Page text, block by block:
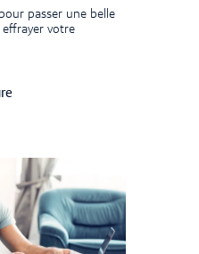
passer une belle
effrayer votre